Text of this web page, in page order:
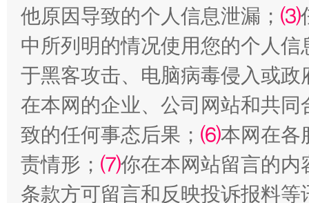
解纷+调解+退费，一次搞定
他原因导致的个人信息泄漏； ⑶
中所列明的情况使用您的个人
于黑客攻击、电脑病毒侵入或
在本网的企业、公司网站和共
致的任何事态后果； ⑹本网在各
责情形； ⑺你在本网站留言的内
条款方可留言和反映投诉报料